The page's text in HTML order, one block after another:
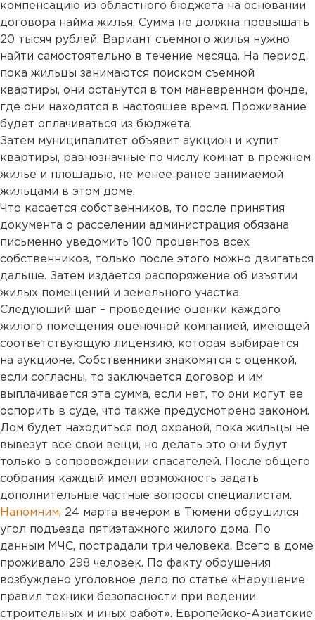
компенсацию из областного бюджета на основании
договора найма жилья. Сумма не должна превышать
20 тысяч рублей. Вариант съемного жилья нужно
найти самостоятельно в течение месяца. На период,
пока жильцы занимаются поиском съемной
квартиры, они останутся в том маневренном фонде,
где они находятся в настоящее время. Проживание
будет оплачиваться из бюджета.
Затем муниципалитет объявит аукцион и купит
квартиры, равнозначные по числу комнат в прежнем
жилье и площадью, не менее ранее занимаемой
жильцами в этом доме.
Что касается собственников, то после принятия
документа о расселении администрация обязана
письменно уведомить 100 процентов всех
собственников, только после этого можно двигаться
дальше. Затем издается распоряжение об изъятии
жилых помещений и земельного участка.
Следующий шаг – проведение оценки каждого
жилого помещения оценочной компанией, имеющей
соответствующую лицензию, которая выбирается
на аукционе. Собственники знакомятся с оценкой,
если согласны, то заключается договор и им
выплачивается эта сумма, если нет, то они могут ее
оспорить в суде, что также предусмотрено законом.
Дом будет находиться под охраной, пока жильцы не
вывезут все свои вещи, но делать это они будут
только в сопровождении спасателей. После общего
собрания каждый имел возможность задать
дополнительные частные вопросы специалистам.
Напомним, 24 марта вечером в Тюмени обрушился
угол подъезда пятиэтажного жилого дома. По
данным МЧС, пострадали три человека. Всего в доме
проживало 298 человек. По факту обрушения
возбуждено уголовное дело по статье «Нарушение
правил техники безопасности при ведении
строительных и иных работ». Европейско-Азиатские